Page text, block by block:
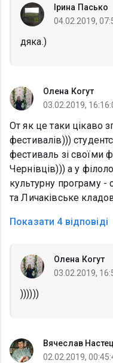
Ірина Пасько
04.02.2019,
дяка.)
Олена Когут
03.02.2019,
От як це таки цікаво
фестивалів)))
фестиваль зі своїми
Чернівців))) а у
культурну програму -
та Личаківське
Показати 4 відповіді
Олена Когут
03.02.2019,
))))))
Вячеслав
02.02.2019,